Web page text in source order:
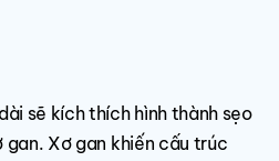
sẽ kích thích hình thành sẹo
Xơ gan khiến cấu trúc